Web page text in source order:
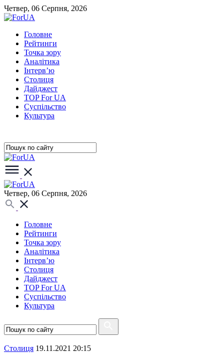
Четвер, 06 Серпня, 2026
Головне
Рейтинги
Точка зору
Аналітика
Інтерв’ю
Столиця
Дайджест
TOP For UA
Суспiльство
Культура
Четвер, 06 Серпня, 2026
Головне
Рейтинги
Точка зору
Аналітика
Інтерв’ю
Столиця
Дайджест
TOP For UA
Суспiльство
Культура
Столиця 19.11.2021 20:15